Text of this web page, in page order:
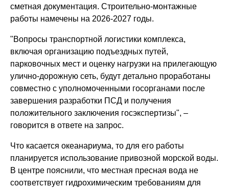
сметная документация. Строительно-монтажные
работы намечены на 2026-2027 годы.
"Вопросы транспортной логистики комплекса,
включая организацию подъездных путей,
парковочных мест и оценку нагрузки на прилегающую
улично-дорожную сеть, будут детально проработаны
совместно с уполномоченными госорганами после
завершения разработки ПСД и получения
положительного заключения госэкспертизы", –
говорится в ответе на запрос.
Что касается океанариума, то для его работы
планируется использование привозной морской воды.
В центре пояснили, что местная пресная вода не
соответствует гидрохимическим требованиям для